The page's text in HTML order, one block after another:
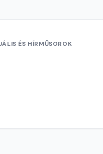
ÉS HÍRMŰSOROK